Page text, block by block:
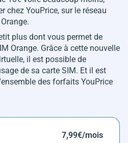
chez YouPrice, sur le réseau
plus dont vous permet de
Orange. Grâce à cette nouvelle
il est possible de
de sa carte SIM. Et il est
des forfaits YouPrice
7,99€/mois